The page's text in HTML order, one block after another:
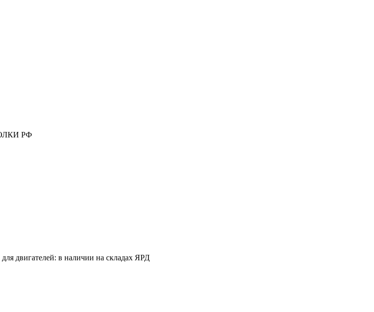
РФ
двигателей: в наличии на складах ЯРД